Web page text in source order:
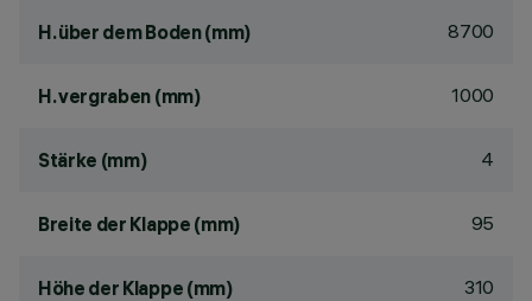
H. über dem Boden (mm) 8700
H. vergraben (mm) 1000
Stärke (mm) 4
Breite der Klappe (mm) 95
Höhe der Klappe (mm) 310